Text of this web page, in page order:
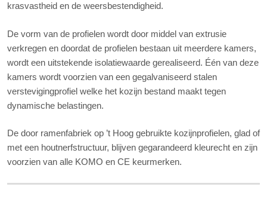
krasvastheid en de weersbestendigheid.
De vorm van de profielen wordt door middel van extrusie
verkregen en doordat de profielen bestaan uit meerdere kamers,
wordt een uitstekende isolatiewaarde gerealiseerd. Één van deze
kamers wordt voorzien van een gegalvaniseerd stalen
verstevigingprofiel welke het kozijn bestand maakt tegen
dynamische belastingen.
De door ramenfabriek op ’t Hoog gebruikte kozijnprofielen, glad of
met een houtnerfstructuur, blijven gegarandeerd kleurecht en zijn
voorzien van alle KOMO en CE keurmerken.